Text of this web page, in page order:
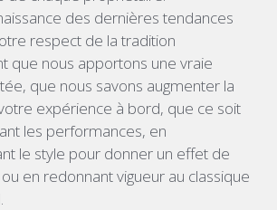
des dernières tendances
respect de la tradition
que nous apportons une vraie
que nous savons augmenter la
expérience à bord, que ce soit
les performances, en
le style pour donner un effet de
en redonnant vigueur au classique